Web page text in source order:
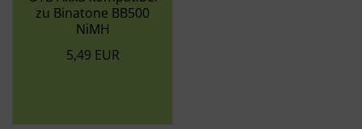
zu Binatone BB500
NiMH
5,49 EUR